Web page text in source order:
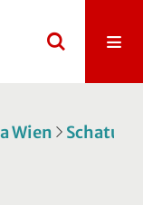
Wien Schatulle